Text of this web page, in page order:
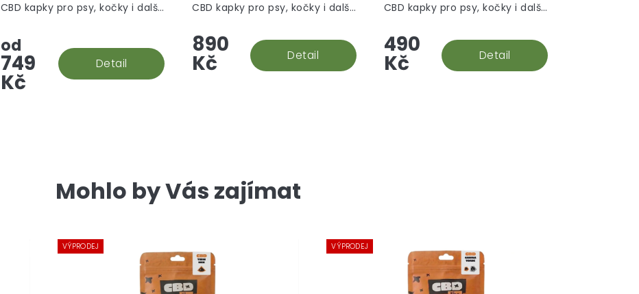
od
749
Kč
Detail
CBD kapky pro psy, kočky i další
spectrum CBD výtažek s kuřecí
příchutí.
890
Kč Detail
CBD kapky pro psy, kočky i další
spectrum CBD výtažek
s roastbeef příchutí.
490
Kč Detail
CBD kapky pro psy, kočky i další
spectrum CBD výtažek se
slaninovou příchutí.
Mohlo by Vás zajímat
VÝPRODEJ VÝPRODEJ